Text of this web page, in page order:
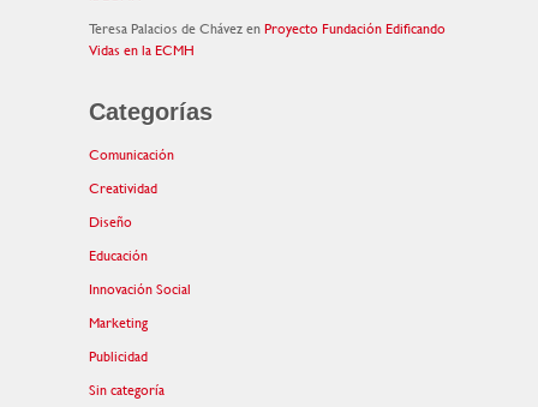
Teresa Palacios de Chávez en Proyecto Fundación Edificando
Vidas en la ECMH
Categorías
Comunicación
Creatividad
Diseño
Educación
Innovación Social
Marketing
Publicidad
Sin categoría